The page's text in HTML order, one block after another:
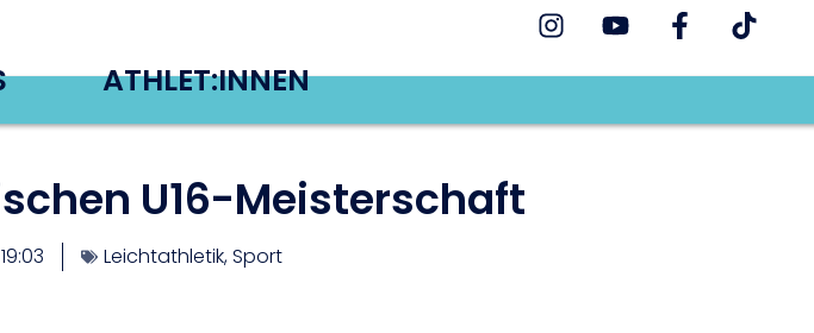
ATHLET:INNEN
U16-Meisterschaft
19:03 Leichtathletik,Sport